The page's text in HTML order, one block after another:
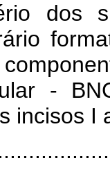
dos
-
incisos I